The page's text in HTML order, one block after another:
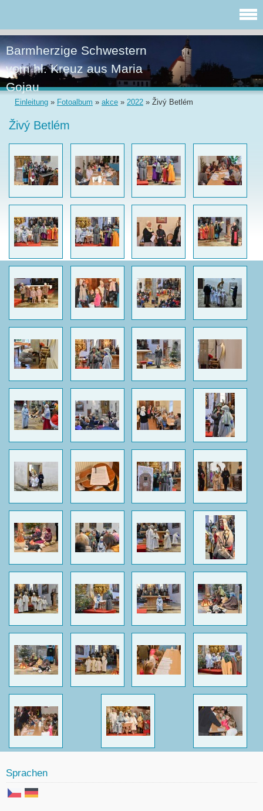
Barmherzige Schwestern
vom hl. Kreuz aus Maria
Gojau
Einleitung » Fotoalbum » akce » 2022 » Živý Betlém
Živý Betlém
Sprachen